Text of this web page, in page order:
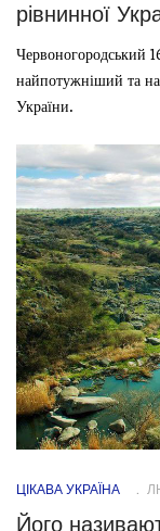
рівнинної
Червоногородський
найпотужніший та
України.
ЦІКАВА УКРАЇНА
Його